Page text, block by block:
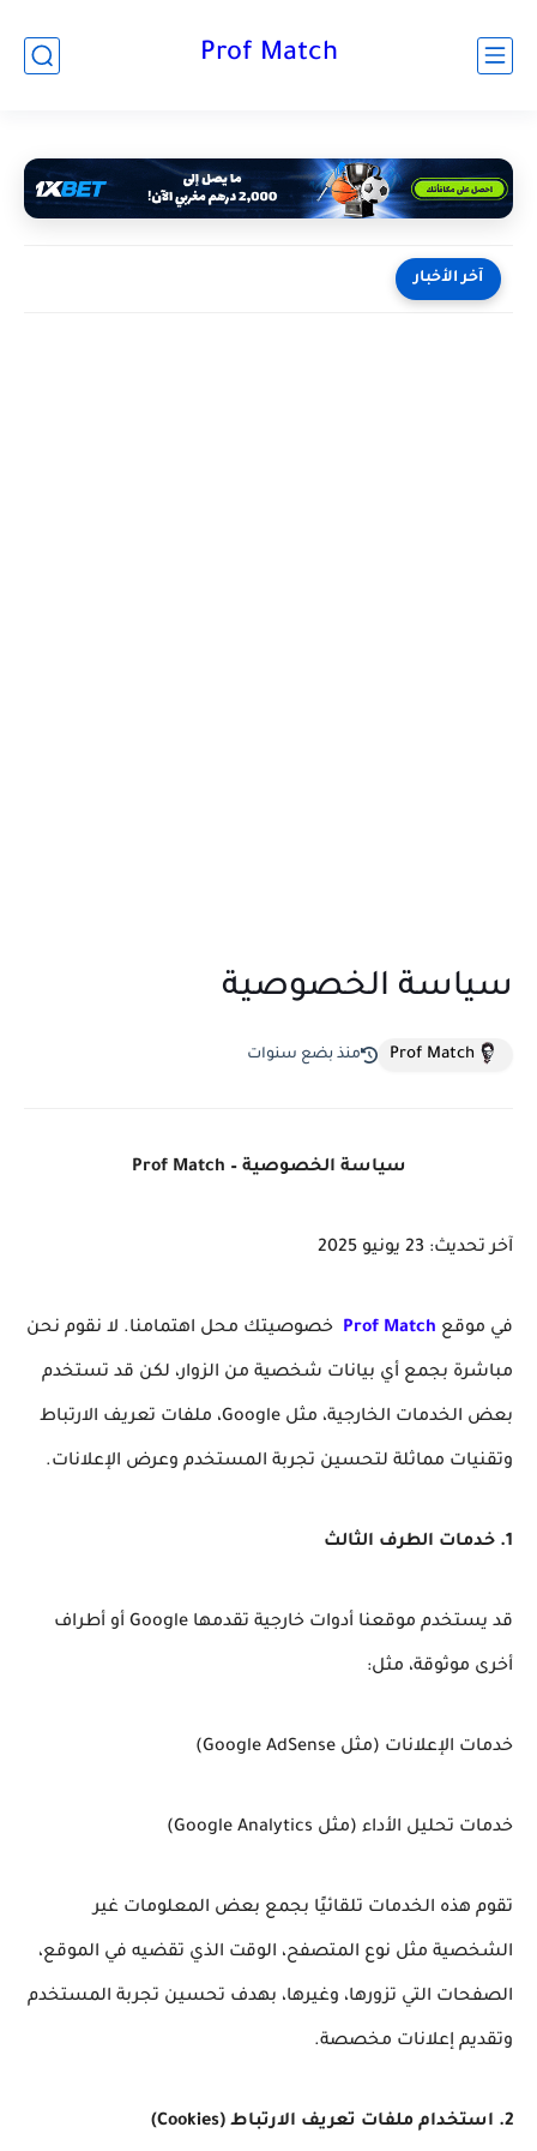
Prof Match
آخر الأخبار
سياسة الخصوصية
Prof Match منذ بضع سنوات
سياسة الخصوصية – Prof Match
آخر تحديث: 23 يونيو 2025
في موقع Prof Match خصوصيتك محل اهتمامنا. لا نقوم نحن
مباشرة بجمع أي بيانات شخصية من الزوار، لكن قد تستخدم
بعض الخدمات الخارجية، مثل Google، ملفات تعريف الارتباط
وتقنيات مماثلة لتحسين تجربة المستخدم وعرض الإعلانات.
1. خدمات الطرف الثالث
قد يستخدم موقعنا أدوات خارجية تقدمها Google أو أطراف
أخرى موثوقة، مثل:
خدمات الإعلانات (مثل Google AdSense)
خدمات تحليل الأداء (مثل Google Analytics)
تقوم هذه الخدمات تلقائيًا بجمع بعض المعلومات غير
الشخصية مثل نوع المتصفح، الوقت الذي تقضيه في الموقع،
الصفحات التي تزورها، وغيرها، بهدف تحسين تجربة المستخدم
وتقديم إعلانات مخصصة.
2. استخدام ملفات تعريف الارتباط (Cookies)